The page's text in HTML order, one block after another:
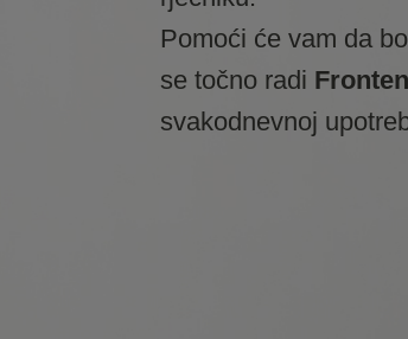
Pomoći će vam da
se točno radi
svakodnevnoj